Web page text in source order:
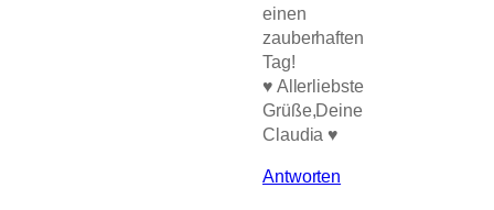
einen
zauberhaften
Tag!
♥ Allerliebste
Grüße,Deine
Claudia ♥
Antworten